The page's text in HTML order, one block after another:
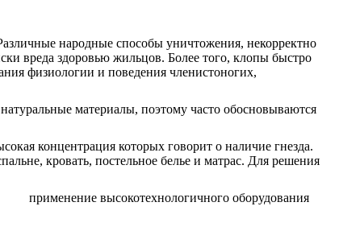
народные способы уничтожения, некорректно
вреда здоровью жильцов. Более того, клопы быстро
физиологии и поведения членистоногих,
материалы, поэтому часто обосновываются
концентрация которых говорит о наличие гнезда.
кровать, постельное белье и матрас. Для решения
применение высокотехнологичного оборудования